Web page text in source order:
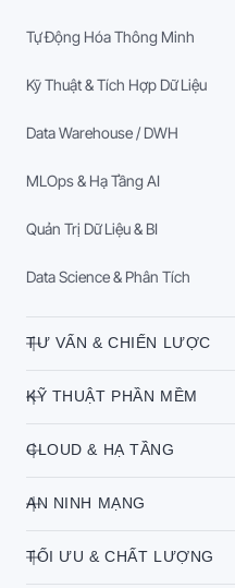
Tự Động Hóa Thông Minh
Kỹ Thuật & Tích Hợp Dữ Liệu
Data Warehouse / DWH
MLOps & Hạ Tầng AI
Quản Trị Dữ Liệu & BI
Data Science & Phân Tích
TƯ VẤN & CHIẾN LƯỢC
KỸ THUẬT PHẦN MỀM
CLOUD & HẠ TẦNG
AN NINH MẠNG
TỐI ƯU & CHẤT LƯỢNG